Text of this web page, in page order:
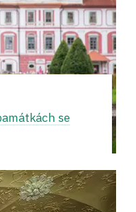
se